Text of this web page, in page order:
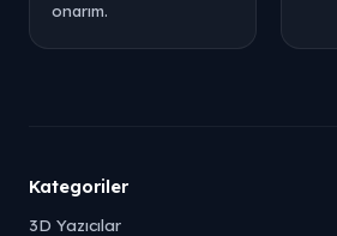
onarım.
Kategoriler
3D Yazıcılar